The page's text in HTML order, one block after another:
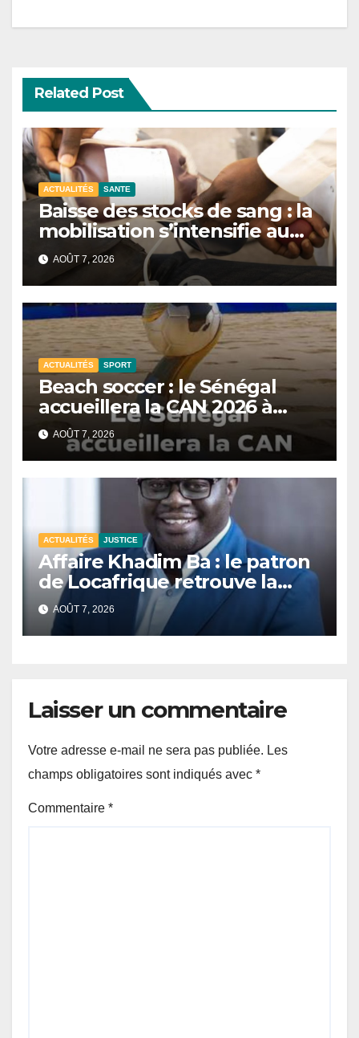
Related Post
ACTUALITÉS SANTE
Baisse des stocks de sang : la
mobilisation s’intensifie au
CNTS de Dakar.
AOÛT 7, 2026
ACTUALITÉS SPORT
Beach soccer : le Sénégal
accueillera la CAN 2026 à
Dakar.
AOÛT 7, 2026
ACTUALITÉS JUSTICE
Affaire Khadim Ba : le patron
de Locafrique retrouve la
liberté.
AOÛT 7, 2026
Laisser un commentaire
Votre adresse e-mail ne sera pas publiée. Les
champs obligatoires sont indiqués avec *
Commentaire *